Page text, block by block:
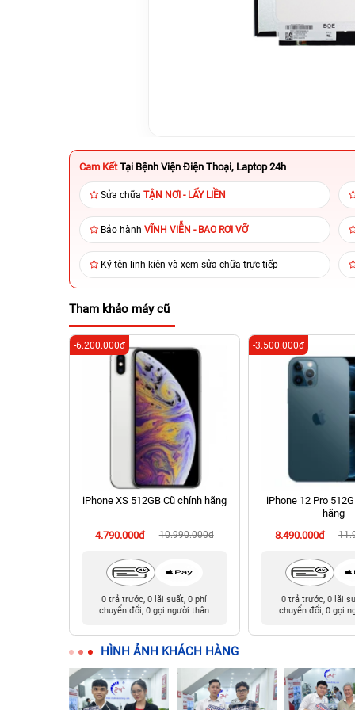
Cam Kết Tại Bệnh Viện Điện Thoại, Laptop 24h
Sửa chữa TẬN NƠI - LẤY LIỀN
Bảo hành VĨNH VIỄN - BAO RƠI VỠ
Ký tên linh kiện và xem sửa chữa trực tiếp
Tham khảo máy cũ
iPhone XS 512GB Cũ chính hãng
4.790.000đ 10.990.000đ
-6.200.000đ
0 trả trước, 0 lãi suất, 0 phí
chuyển đổi, 0 gọi người thân
iPhone 12 Pro
hãng
8.490.000đ
-3.500.000đ
0 trả trước, 0 lãi
chuyển đổi, 0 gọi
HÌNH ẢNH KHÁCH HÀNG